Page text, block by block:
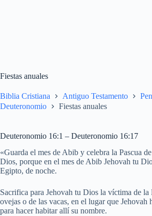
Fiestas anuales
Biblia Cristiana Antiguo Testamento
Deuteronomio
Fiestas anuales
Deuteronomio 16:1 – Deuteronomio 16:17
«Guarda el mes de Abib y celebra la Pascua
Dios, porque en el mes de Abib Jehovah tu
Egipto, de noche.
Sacrifica para Jehovah tu Dios la víctima de la
ovejas o de las vacas, en el lugar que Jehovah
para hacer habitar allí su nombre.